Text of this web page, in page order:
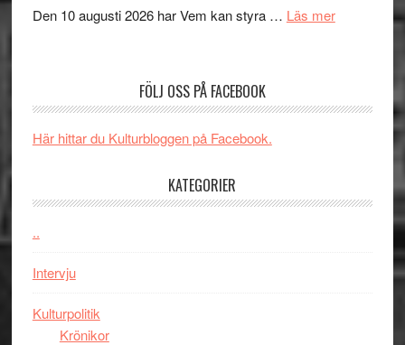
Edge
spännande
Den 10 augusti 2026 har Vem kan styra … Läs merom
kan
FÖLJ OSS PÅ FACEBOOK
Här hittar du Kulturbloggen på Facebook.
KATEGORIER
..
Intervju
Kulturpolitik
Krönikor